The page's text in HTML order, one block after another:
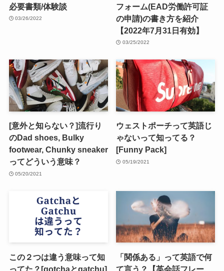
必要書類/体験談
03/26/2022
フォーム(EAD労働許可証
の申請)の書き方を紹介
【2022年7月31日有効】
03/25/2022
[意外と知らない？]流行り
のDad shoes, Bulky
footwear, Chunky sneaker
ってどういう意味？
05/20/2021
ウェストポーチって英語じ
ゃないって知ってる？
[Funny Pack]
05/19/2021
この２つは違う意味って知
ってた？[gotchaとgatchu]
「関係ある」って英語で何
て言う？【英会話フレー